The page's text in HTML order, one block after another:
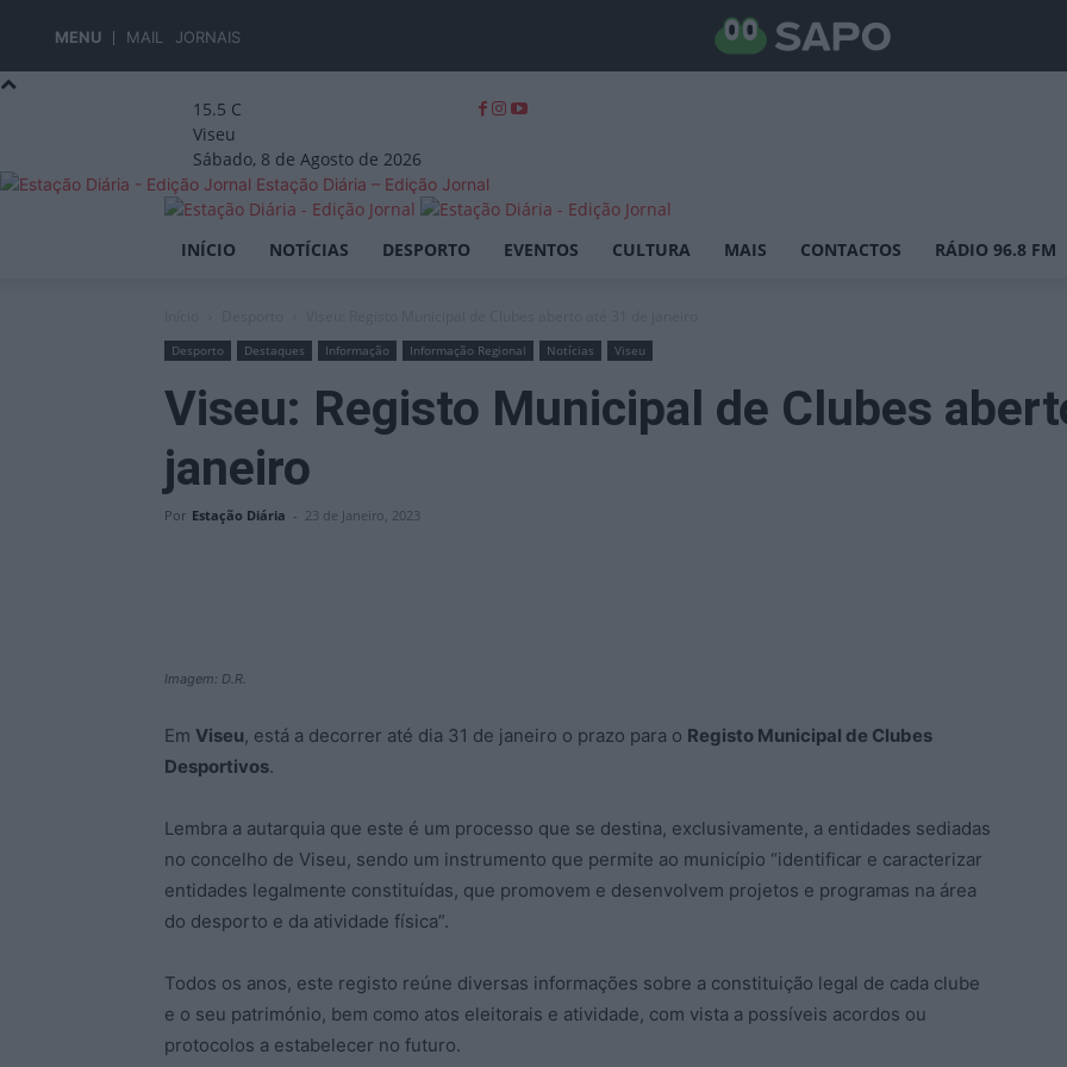
MENU MAIL JORNAIS
15.5 C
Viseu
Sábado, 8 de Agosto de 2026
Estação Diária – Edição Jornal
INÍCIO NOTÍCIAS DESPORTO EVENTOS CULTURA MAIS CONTACTOS RÁDIO 96.8 FM
Desporto Destaques Informação Informação Regional Notícias Viseu
Viseu: Registo Municipal de Clubes
janeiro
Por Estação Diária - 23 de Janeiro, 2023
Imagem: D.R.
Em Viseu, está a decorrer até dia 31 de janeiro o prazo para o Registo Municipal de Clubes
Desportivos.
Lembra a autarquia que este é um processo que se destina, exclusivamente, a entidades sediadas
no concelho de Viseu, sendo um instrumento que permite ao município “identificar e caracterizar
entidades legalmente constituídas, que promovem e desenvolvem projetos e programas na área
do desporto e da atividade física”.
Todos os anos, este registo reúne diversas informações sobre a constituição legal de cada clube
e o seu património, bem como atos eleitorais e atividade, com vista a possíveis acordos ou
protocolos a estabelecer no futuro.